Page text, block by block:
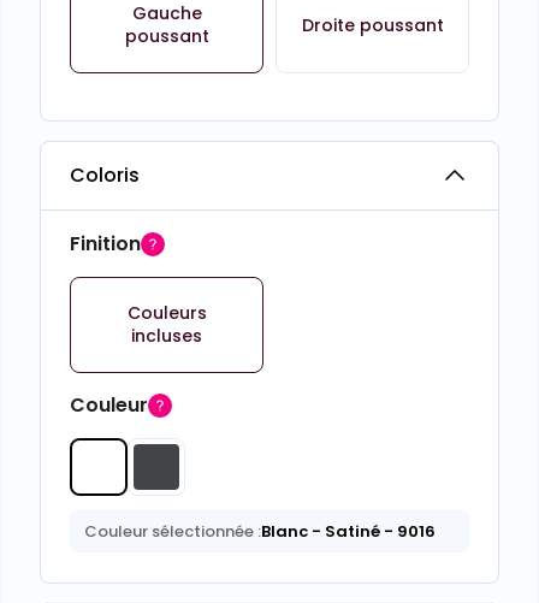
Gauche
poussant
Droite poussant
Coloris
Finition
Couleurs
incluses
Couleur
Couleur sélectionnée :Blanc - Satiné - 9016